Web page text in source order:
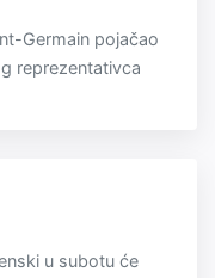
Germain pojačao
reprezentativca
u subotu će